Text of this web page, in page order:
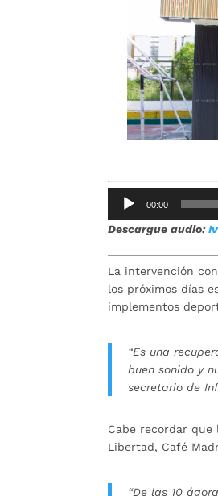
Reproductor
audio
00:00
Descargue audio:
La intervención
los próximos días
implementos
“Es una
buen sonido y
secretario de
Cabe recordar
Libertad, Café
“De las 10